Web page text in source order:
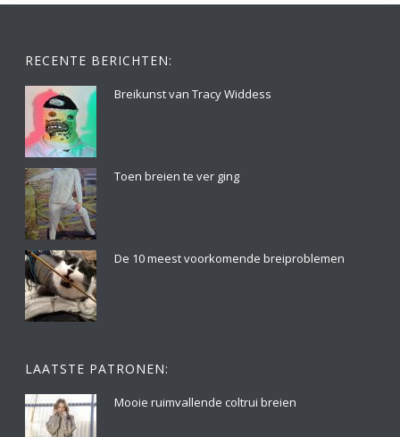
RECENTE BERICHTEN:
Breikunst van Tracy Widdess
Toen breien te ver ging
De 10 meest voorkomende breiproblemen
LAATSTE PATRONEN:
Mooie ruimvallende coltrui breien